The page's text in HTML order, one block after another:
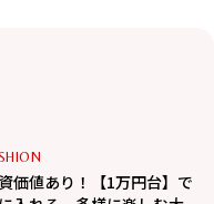
価値あり！【1万円台】で